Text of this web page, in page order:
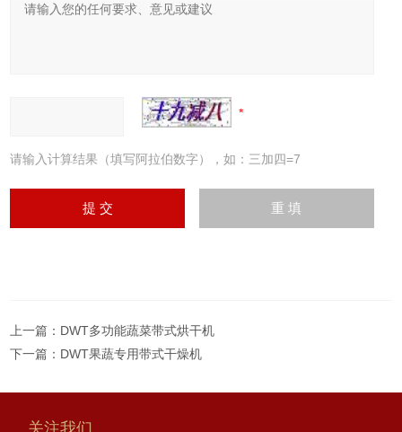
请输入计算结果（填写阿拉伯数字），如：三加四=7
上一篇： DWT多功能蔬菜带式烘干机
下一篇： DWT果蔬专用带式干燥机